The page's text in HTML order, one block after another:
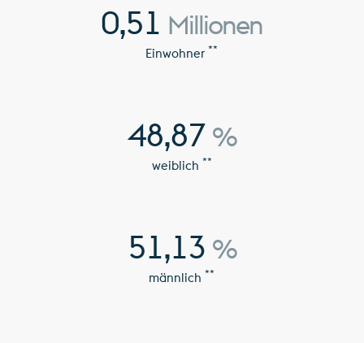
0,51 Millionen
Einwohner **
48,87 %
weiblich **
51,13 %
männlich **